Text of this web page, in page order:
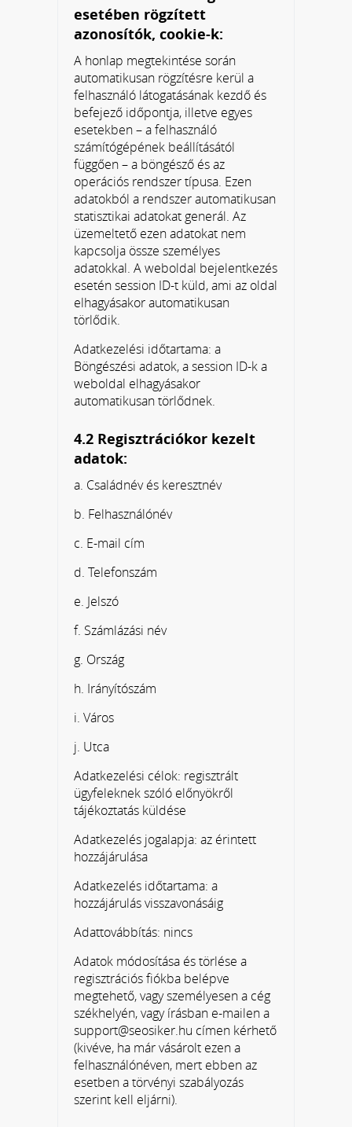
esetében rögzített
azonosítók, cookie-k:
A honlap megtekintése során
automatikusan rögzítésre kerül a
felhasználó látogatásának kezdő és
befejező időpontja, illetve egyes
esetekben – a felhasználó
számítógépének beállításától
függően – a böngésző és az
operációs rendszer típusa. Ezen
adatokból a rendszer automatikusan
statisztikai adatokat generál. Az
üzemeltető ezen adatokat nem
kapcsolja össze személyes
adatokkal. A weboldal bejelentkezés
esetén session ID-t küld, ami az oldal
elhagyásakor automatikusan
törlődik.
Adatkezelési időtartama: a
Böngészési adatok, a session ID-k a
weboldal elhagyásakor
automatikusan törlődnek.
4.2 Regisztrációkor kezelt
adatok:
a. Családnév és keresztnév
b. Felhasználónév
c. E-mail cím
d. Telefonszám
e. Jelszó
f. Számlázási név
g. Ország
h. Irányítószám
i. Város
j. Utca
Adatkezelési célok: regisztrált
ügyfeleknek szóló előnyökről
tájékoztatás küldése
Adatkezelés jogalapja: az érintett
hozzájárulása
Adatkezelés időtartama: a
hozzájárulás visszavonásáig
Adattovábbítás: nincs
Adatok módosítása és törlése a
regisztrációs fiókba belépve
megtehető, vagy személyesen a cég
székhelyén, vagy írásban e-mailen a
support@seosiker.hu címen kérhető
(kivéve, ha már vásárolt ezen a
felhasználónéven, mert ebben az
esetben a törvényi szabályozás
szerint kell eljárni).